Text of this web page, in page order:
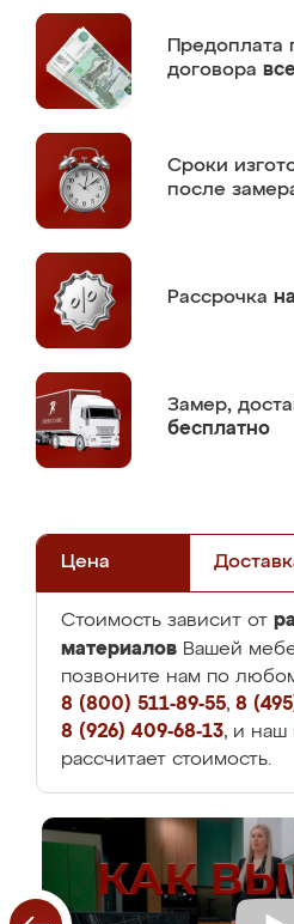
Предоплата
договора
Сроки
после
Рассрочка
Замер,
бесплатно
Цена
Стоимость зависит от
материалов Вашей
позвоните нам по
8 (800) 511-89-55, 8
8 (926) 409-68-13, и наш
рассчитает стоимость.